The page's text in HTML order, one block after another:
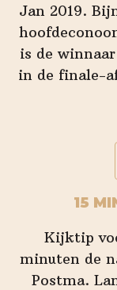
Jan 2019.
is de
in de finale-
15
Kijktip
minuten de
Postma.